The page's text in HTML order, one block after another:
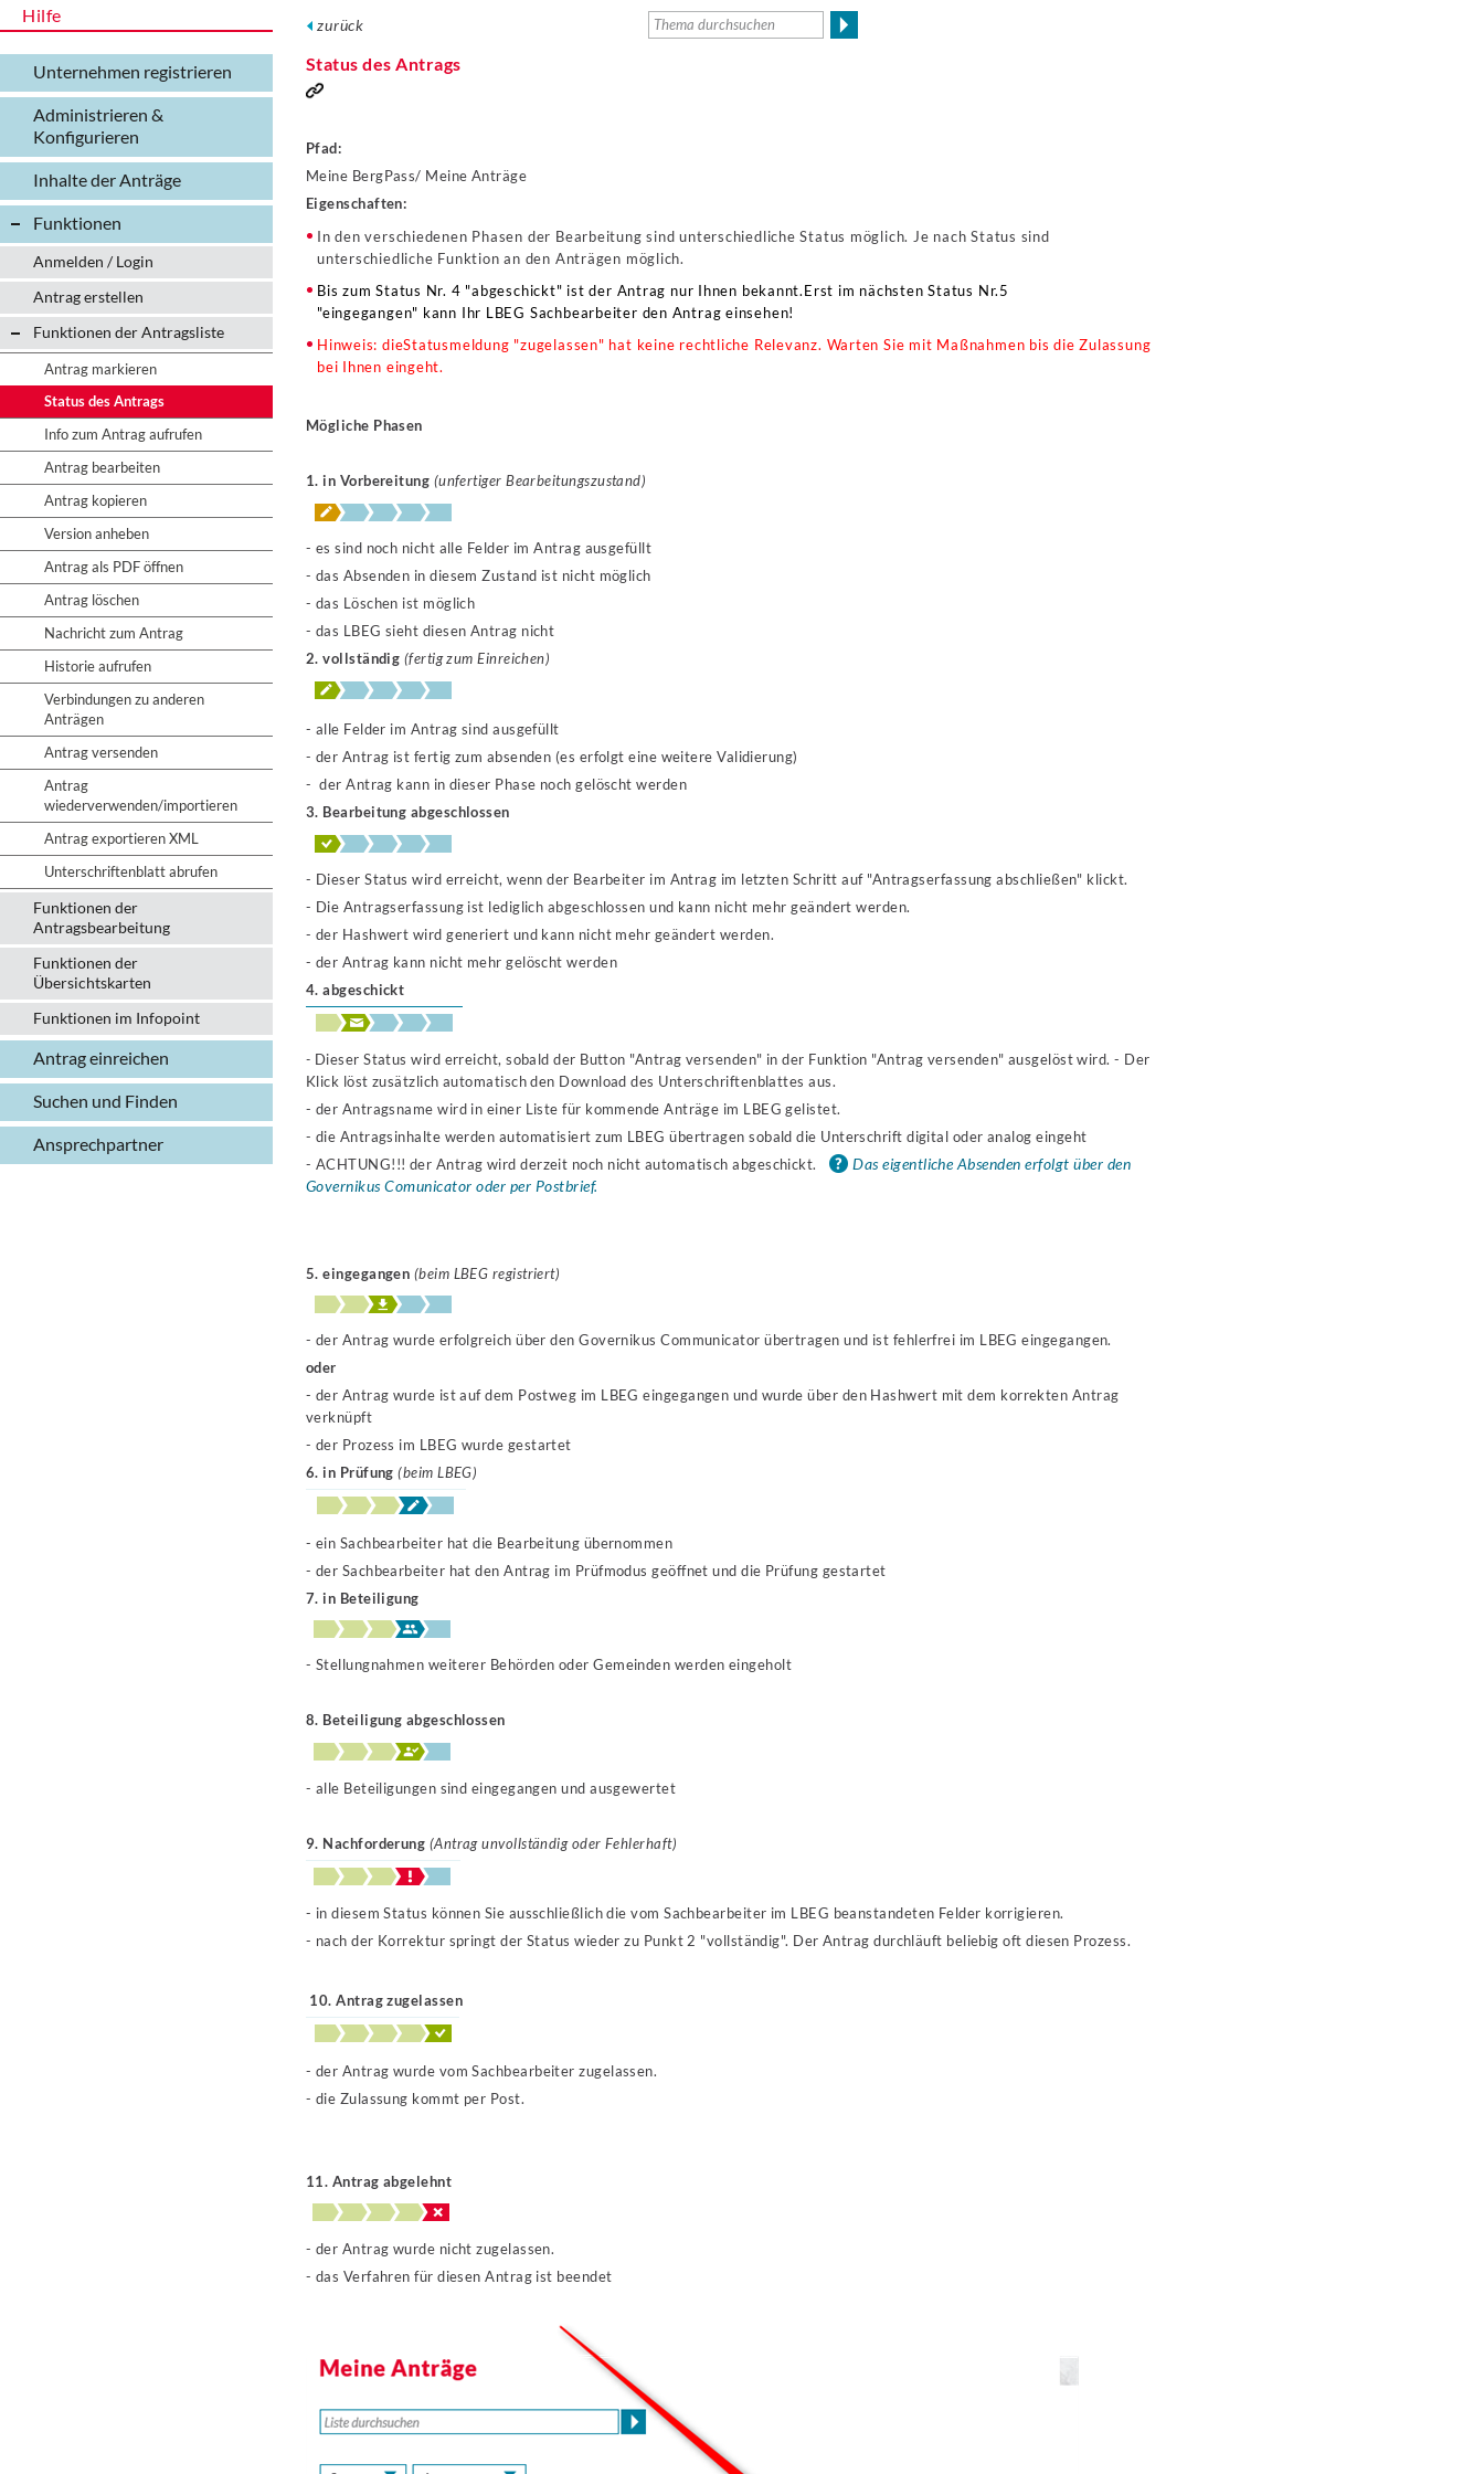
Hilfe
Unternehmen registrieren
Administrieren &
Konfigurieren
Inhalte der Anträge
Funktionen
Anmelden / Login
Antrag erstellen
Funktionen der Antragsliste
Antrag markieren
Status des Antrags
Info zum Antrag aufrufen
Antrag bearbeiten
Antrag kopieren
Version anheben
Antrag als PDF öffnen
Antrag löschen
Nachricht zum Antrag
Historie aufrufen
Verbindungen zu anderen
Anträgen
Antrag versenden
Antrag
wiederverwenden/importieren
Antrag exportieren XML
Unterschriftenblatt abrufen
Funktionen der
Antragsbearbeitung
Funktionen der
Übersichtskarten
Funktionen im Infopoint
Antrag einreichen
Suchen und Finden
Ansprechpartner
zurück
Status des Antrags
Pfad:
Meine BergPass/ Meine Anträge
Eigenschaften:
In den verschiedenen Phasen der Bearbeitung sind unterschiedliche Status möglich. Je nach Status sind
unterschiedliche Funktion an den Anträgen möglich.
Bis zum Status Nr. 4 "abgeschickt" ist der Antrag nur Ihnen bekannt.Erst im nächsten Status Nr.5
"eingegangen" kann Ihr LBEG Sachbearbeiter den Antrag einsehen!
Hinweis: dieStatusmeldung "zugelassen" hat keine rechtliche Relevanz. Warten Sie mit Maßnahmen bis die Zulassung
bei Ihnen eingeht.
Mögliche Phasen
1. in Vorbereitung (unfertiger Bearbeitungszustand)
- es sind noch nicht alle Felder im Antrag ausgefüllt
- das Absenden in diesem Zustand ist nicht möglich
- das Löschen ist möglich
- das LBEG sieht diesen Antrag nicht
2. vollständig (fertig zum Einreichen)
- alle Felder im Antrag sind ausgefüllt
- der Antrag ist fertig zum absenden (es erfolgt eine weitere Validierung)
- der Antrag kann in dieser Phase noch gelöscht werden
3. Bearbeitung abgeschlossen
- Dieser Status wird erreicht, wenn der Bearbeiter im Antrag im letzten Schritt auf "Antragserfassung abschließen" klickt.
- Die Antragserfassung ist lediglich abgeschlossen und kann nicht mehr geändert werden.
- der Hashwert wird generiert und kann nicht mehr geändert werden.
- der Antrag kann nicht mehr gelöscht werden
4. abgeschickt
- Dieser Status wird erreicht, sobald der Button "Antrag versenden" in der Funktion "Antrag versenden" ausgelöst wird. - Der
Klick löst zusätzlich automatisch den Download des Unterschriftenblattes aus.
- der Antragsname wird in einer Liste für kommende Anträge im LBEG gelistet.
- die Antragsinhalte werden automatisiert zum LBEG übertragen sobald die Unterschrift digital oder analog eingeht
- ACHTUNG!!! der Antrag wird derzeit noch nicht automatisch abgeschickt.
Das eigentliche Absenden erfolgt über den
Governikus Comunicator oder per Postbrief.
5. eingegangen (beim LBEG registriert)
- der Antrag wurde erfolgreich über den Governikus Communicator übertragen und ist fehlerfrei im LBEG eingegangen.
oder
- der Antrag wurde ist auf dem Postweg im LBEG eingegangen und wurde über den Hashwert mit dem korrekten Antrag
verknüpft
- der Prozess im LBEG wurde gestartet
6. in Prüfung (beim LBEG)
- ein Sachbearbeiter hat die Bearbeitung übernommen
- der Sachbearbeiter hat den Antrag im Prüfmodus geöffnet und die Prüfung gestartet
7. in Beteiligung
- Stellungnahmen weiterer Behörden oder Gemeinden werden eingeholt
8. Beteiligung abgeschlossen
- alle Beteiligungen sind eingegangen und ausgewertet
9. Nachforderung (Antrag unvollständig oder Fehlerhaft)
- in diesem Status können Sie ausschließlich die vom Sachbearbeiter im LBEG beanstandeten Felder korrigieren.
- nach der Korrektur springt der Status wieder zu Punkt 2 "vollständig". Der Antrag durchläuft beliebig oft diesen Prozess.
10. Antrag zugelassen
- der Antrag wurde vom Sachbearbeiter zugelassen.
- die Zulassung kommt per Post.
11. Antrag abgelehnt
- der Antrag wurde nicht zugelassen.
- das Verfahren für diesen Antrag ist beendet